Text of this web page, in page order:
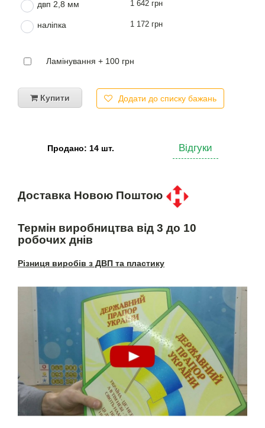
двп 2,8 мм 1 642 грн
наліпка 1 172 грн
Ламінування + 100 грн
Купити Додати до списку бажань
Продано: 14 шт. Відгуки
Доставка Новою Поштою
Термін виробництва від 3 до 10
робочих днів
Різниця виробів з ДВП та пластику